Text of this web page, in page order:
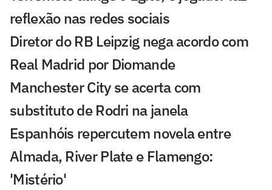
reflexão nas redes sociais
Diretor do RB Leipzig nega acordo com
Real Madrid por Diomande
Manchester City se acerta com
substituto de Rodri na janela
Espanhóis repercutem novela entre
Almada, River Plate e Flamengo:
'Mistério'